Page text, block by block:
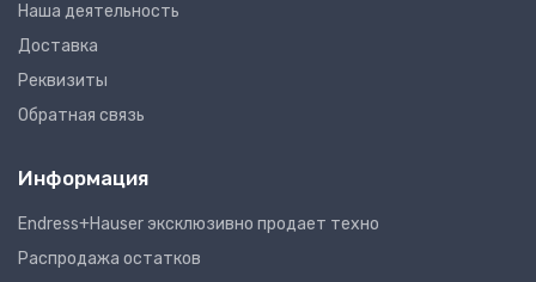
Наша деятельность
Доставка
Реквизиты
Обратная связь
Информация
Endress+Hauser эксклюзивно продает техно
Распродажа остатков